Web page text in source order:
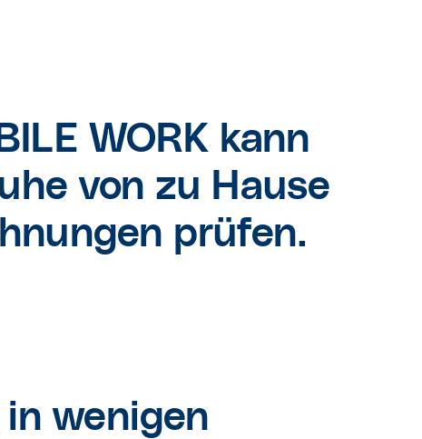
WORK kann
von zu Hause
prüfen.
wenigen